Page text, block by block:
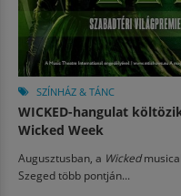
SZÍNHÁZ & TÁNC
WICKED-hangulat
Wicked Week
Augusztusban, a Wicked
Szeged több pontján...